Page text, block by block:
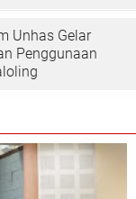
Unhas Gelar
Penggunaan